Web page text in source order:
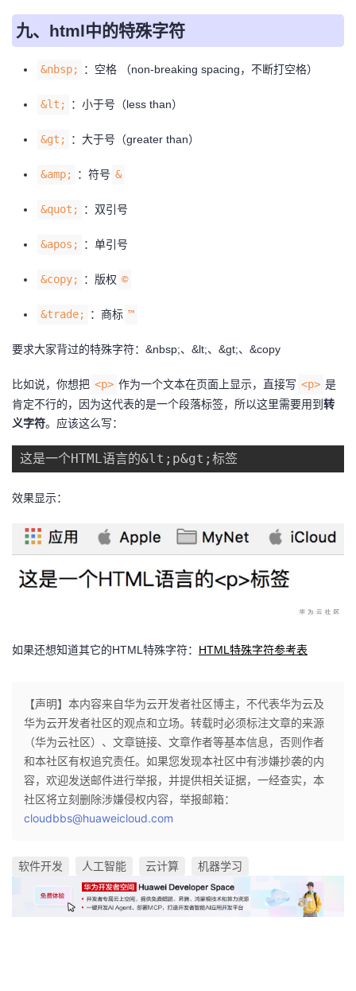
九、html中的特殊字符
&nbsp; ：空格 （non-breaking spacing，不断打空格）
&lt; ：小于号（less than）
&gt; ：大于号（greater than）
&amp; ：符号 &
&quot; ：双引号
&apos; ：单引号
&copy; ：版权 ©
&trade; ：商标 ™
要求大家背过的特殊字符：&nbsp;、&lt;、&gt;、&copy
比如说，你想把 <p> 作为一个文本在页面上显示，直接写 <p> 是
肯定不行的，因为这代表的是一个段落标签，所以这里需要用到 转
义字符。应该这么写：
这是一个HTML语言的&lt;p&gt;标签
效果显示：
如果还想知道其它的HTML特殊字符： HTML特殊字符参考表
【声明】本内容来自华为云开发者社区博主，不代表华为云及
华为云开发者社区的观点和立场。转载时必须标注文章的来源
（华为云社区）、文章链接、文章作者等基本信息，否则作者
和本社区有权追究责任。如果您发现本社区中有涉嫌抄袭的内
容，欢迎发送邮件进行举报，并提供相关证据，一经查实，本
社区将立刻删除涉嫌侵权内容，举报邮箱：
cloudbbs@huaweicloud.com
软件开发 人工智能 云计算 机器学习